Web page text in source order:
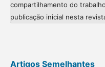
compartilhamento do
publicação inicial nesta
Artigos Semelhantes